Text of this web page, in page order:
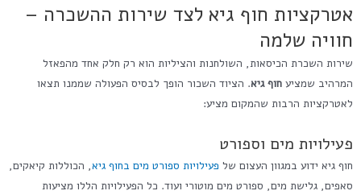
אטרקציות חוף גיא לצד שירות ההשכרה –
חוויה שלמה
שירות השכרת הכיסאות, השולחנות והציליות הוא רק חלק אחד מהפאזל
המרהיב שמציע חוף גיא. הציוד השכור הופך לבסיס הפעולה שממנו תצאו
לאטרקציות הרבות שהמקום מציע:
פעילויות מים וספורט
חוף גיא ידוע במגוון העצום של פעילויות ספורט מים בחוף גיא, הכוללות קיאקים,
סאפים, גלישת מים, ספורט מים מוטורי ועוד. כל הפעילויות הללו מציעות